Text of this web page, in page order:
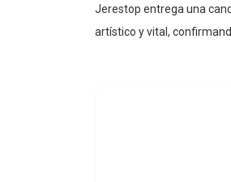
Jerestop entrega una
artístico y vital,